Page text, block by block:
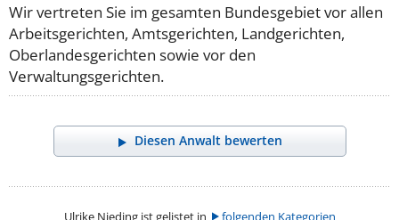
Wir vertreten Sie im gesamten Bundesgebiet vor allen
Arbeitsgerichten, Amtsgerichten, Landgerichten,
Oberlandesgerichten sowie vor den
Verwaltungsgerichten.
Diesen Anwalt bewerten
Ulrike Nieding ist gelistet in folgenden Kategorien